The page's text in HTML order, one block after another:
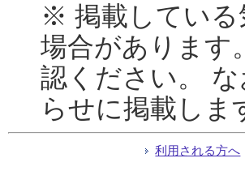
※ 掲載している
場合があります
認ください。
らせに掲載しま
利用される方へ